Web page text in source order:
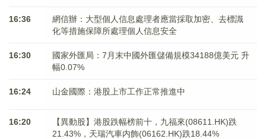
16:36
網信辦：大型個人信息處理者應當採取加密、去標識
化等措施保障所處理個人信息安全
16:30
國家外匯局：7月末中國外匯儲備規模34188億美元 升
幅0.07%
16:24 山金國際：港股上市工作正常推進中
16:20
【異動股】港股跌幅榜前十，九福來(08611.HK)跌
21.43%，天瑞汽車内飾(06162.HK)跌18.44%